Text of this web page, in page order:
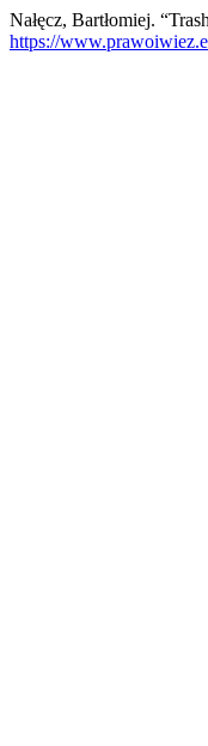
Nałęcz, Bartłomiej.
https://